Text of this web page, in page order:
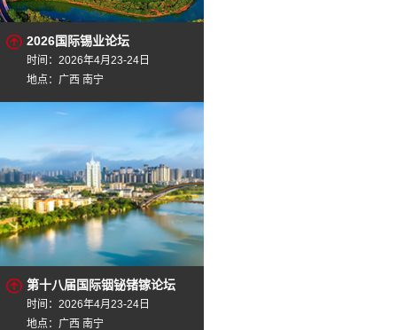
2026国际锡业论坛
时间：2026年4月23-24日
地点：广西 南宁
第十八届国际铟铋锗镓论坛
时间：2026年4月23-24日
地点：广西 南宁